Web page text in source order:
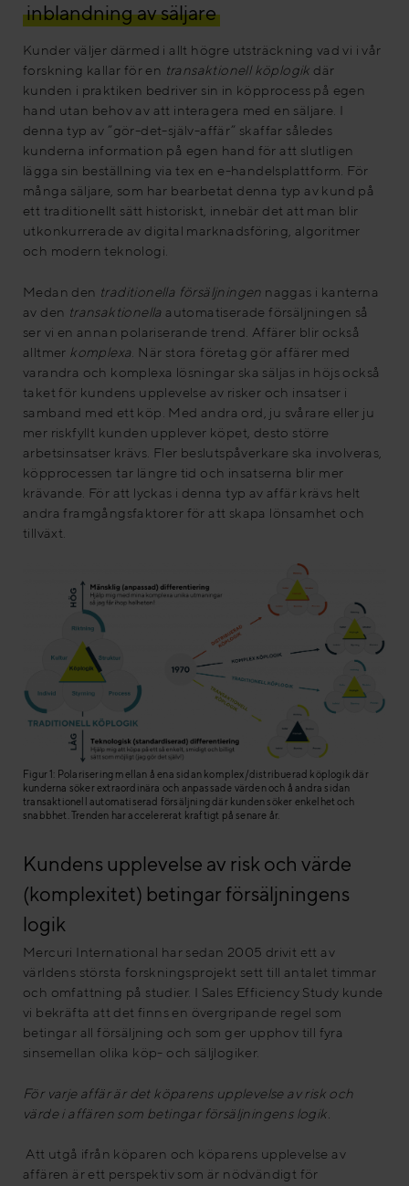
inblandning av säljare
Kunder väljer därmed i allt högre utsträckning vad vi i vår
forskning kallar för en transaktionell köplogik där
kunden i praktiken bedriver sin in köpprocess på egen
hand utan behov av att interagera med en säljare. I
denna typ av ”gör-det-själv-affär” skaffar således
kunderna information på egen hand för att slutligen
lägga sin beställning via tex en e-handelsplattform. För
många säljare, som har bearbetat denna typ av kund på
ett traditionellt sätt historiskt, innebär det att man blir
utkonkurrerade av digital marknadsföring, algoritmer
och modern teknologi.
Medan den traditionella försäljningen naggas i kanterna
av den transaktionella automatiserade försäljningen så
ser vi en annan polariserande trend. Affärer blir också
alltmer komplexa . När stora företag gör affärer med
varandra och komplexa lösningar ska säljas in höjs också
taket för kundens upplevelse av risker och insatser i
samband med ett köp. Med andra ord, ju svårare eller ju
mer riskfyllt kunden upplever köpet, desto större
arbetsinsatser krävs. Fler beslutspåverkare ska involveras,
köpprocessen tar längre tid och insatserna blir mer
krävande. För att lyckas i denna typ av affär krävs helt
andra framgångsfaktorer för att skapa lönsamhet och
tillväxt.
Figur 1: Polarisering mellan å ena sidan komplex/distribuerad köplogik där
kunderna söker extraordinära och anpassade värden och å andra sidan
transaktionell automatiserad försäljning där kunden söker enkelhet och
snabbhet. Trenden har accelererat kraftigt på senare år.
Kundens upplevelse av risk och värde
(komplexitet) betingar försäljningens
logik
Mercuri International har sedan 2005 drivit ett av
världens största forskningsprojekt sett till antalet timmar
och omfattning på studier. I Sales Efficiency Study kunde
vi bekräfta att det finns en övergripande regel som
betingar all försäljning och som ger upphov till fyra
sinsemellan olika köp- och säljlogiker.
För varje affär är det köparens upplevelse av risk och
värde i affären som betingar försäljningens logik.
Att utgå ifrån köparen och köparens upplevelse av
affären är ett perspektiv som är nödvändigt för